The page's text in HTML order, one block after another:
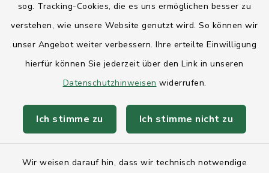
sog. Tracking-Cookies, die es uns ermöglichen besser zu
verstehen, wie unsere Website genutzt wird. So können wir
unser Angebot weiter verbessern. Ihre erteilte Einwilligung
hierfür können Sie jederzeit über den Link in unseren
Datenschutzhinweisen widerrufen.
Ich stimme zu Ich stimme nicht zu
Wir weisen darauf hin, dass wir technisch notwendige
Landesregierung Schleswig-Holstein
AktivRegion Mittelholstein